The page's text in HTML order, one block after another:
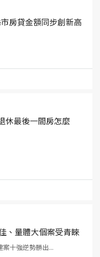
房貸金額同步創新高
休最後一間房怎麼
、量體大個案受青睞
十強逆勢勝出...